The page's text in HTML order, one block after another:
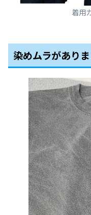
着用
染めムラがありま